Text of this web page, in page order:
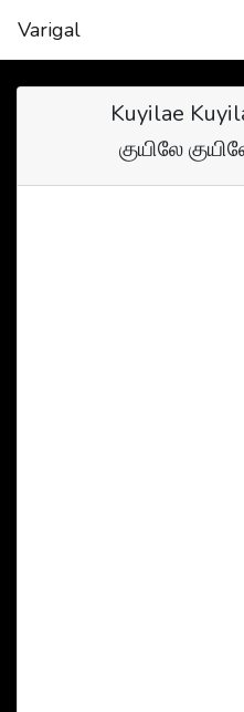
Varigal
Kuyilae
குயிலே